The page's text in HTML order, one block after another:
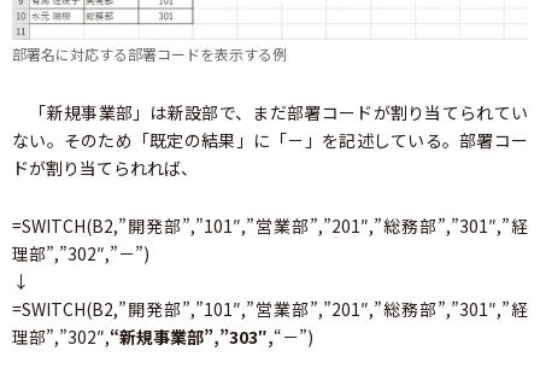
部署名に対応する部署コードを表示する例
「新規事業部」は新設部で、まだ部署コードが割り当てられてい
ない。そのため「既定の結果」に「－」を記述している。部署コー
ドが割り当てられれば、
=SWITCH(B2,”開発部”,”101″,”営業部”,”201″,”総務部”,”301″,”経
理部”,”302″,”－”)
↓
=SWITCH(B2,”開発部”,”101″,”営業部”,”201″,”総務部”,”301″,”経
理部”,”302″,“新規事業部”,”303″,“－”)